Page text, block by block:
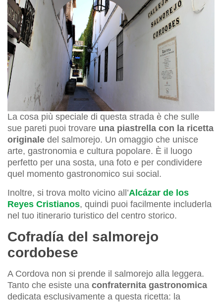
La cosa più speciale di questa strada è che sulle
sue pareti puoi trovare una piastrella con la ricetta
originale del salmorejo. Un omaggio che unisce
arte, gastronomia e cultura popolare. È il luogo
perfetto per una sosta, una foto e per condividere
quel momento gastronomico sui social.
Inoltre, si trova molto vicino all’Alcázar de los
Reyes Cristianos, quindi puoi facilmente includerla
nel tuo itinerario turistico del centro storico.
Cofradía del salmorejo
cordobese
A Cordova non si prende il salmorejo alla leggera.
Tanto che esiste una confraternita gastronomica
dedicata esclusivamente a questa ricetta: la